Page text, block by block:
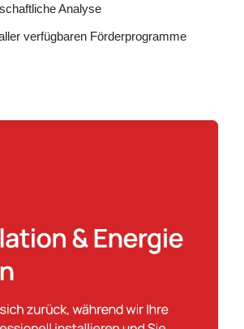
Analyse
verfügbaren Förderprogramme